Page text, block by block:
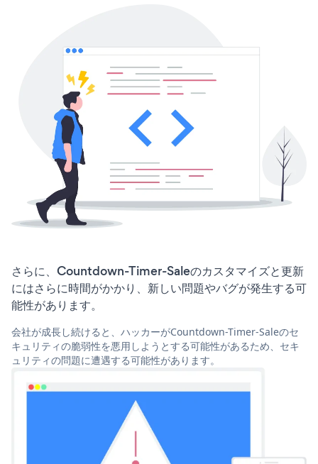
さらに、Countdown-Timer-Saleのカスタマイズと更新
にはさらに時間がかかり、新しい問題やバグが発生する可
能性があります。
会社が成長し続けると、ハッカーがCountdown-Timer-Saleのセ
キュリティの脆弱性を悪用しようとする可能性があるため、セキ
ュリティの問題に遭遇する可能性があります。